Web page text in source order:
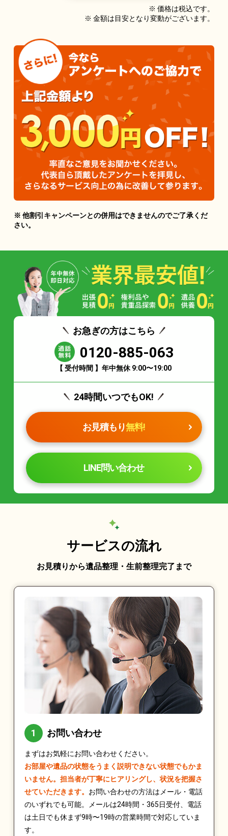
※ 価格は税込です。
※ 金額は目安となり変動がございます。
※ 他割引キャンペーンとの併用はできませんのでご了承くだ
さい。
お急ぎの方はこちら
0120-885-063
【 受付時間 】年中無休 9:00〜19:00
24時間いつでもOK!
お見積もり無料!
LINE問い合わせ
サービスの流れ
お見積りから遺品整理・生前整理完了まで
お問い合わせ
まずはお気軽にお問い合わせください。
お部屋や遺品の状態をうまく説明できない状態でもかま
いません。担当者が丁寧にヒアリングし、状況を把握さ
せていただきます。 お問い合わせの方法はメール・電話
のいずれでも可能。メールは24時間・365日受付、電話
は土日でも休まず9時〜19時の営業時間で対応していま
す。